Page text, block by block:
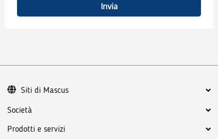
Invia
Società
Prodotti e servizi
Siti di Mascus